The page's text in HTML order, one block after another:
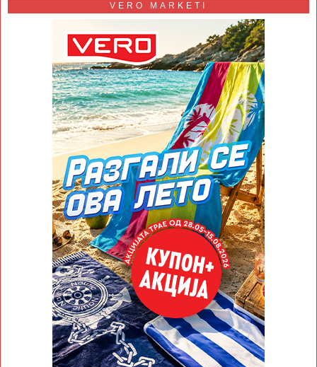
VERO MARKETI